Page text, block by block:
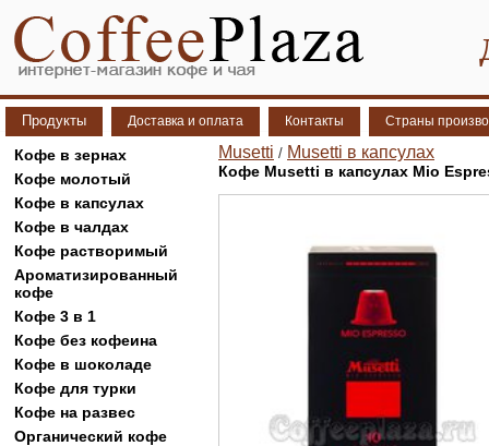
Продукты Доставка и оплата Контакты Страны
Кофе в зернах
Кофе молотый
Кофе в капсулах
Кофе в чалдах
Кофе растворимый
Ароматизированный
кофе
Кофе 3 в 1
Кофе без кофеина
Кофе в шоколаде
Кофе для турки
Кофе на развес
Органический кофе
Musetti / Musetti в капсулах
Кофе Musetti в капсулах Mio